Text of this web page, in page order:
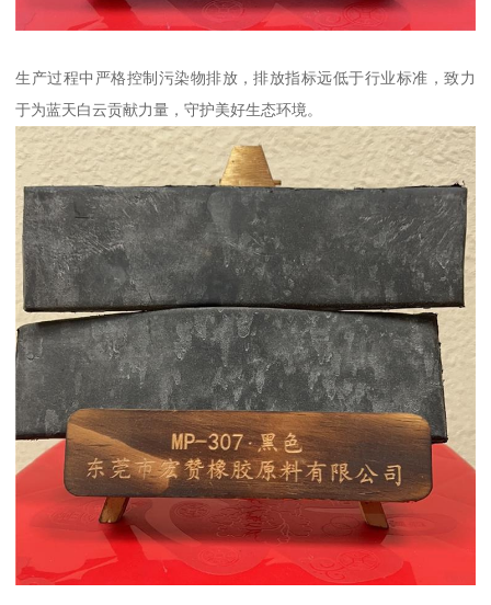
生产过程中严格控制污染物排放，排放指标远低于行业标准，致力
于为蓝天白云贡献力量，守护美好生态环境。